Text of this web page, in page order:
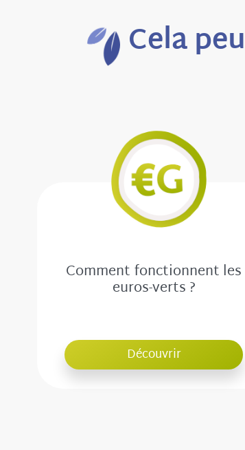
Cela
Comment fonctionnent les
euros-verts ?
Découvrir